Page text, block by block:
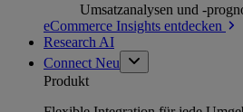
Umsatzanalysen und -
eCommerce Insights entdecken
Research AI
Connect Neu
Produkt